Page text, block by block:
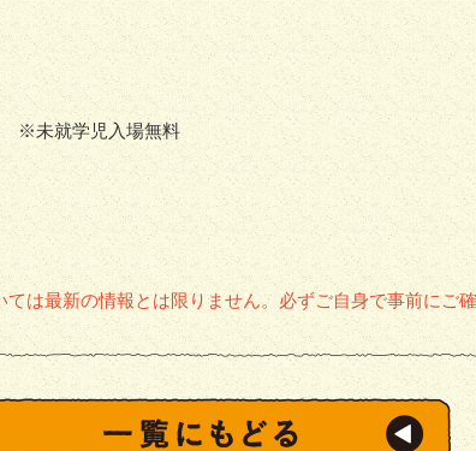
※未就学児入場無料
は最新の情報とは限りません。必ずご自身で事前にご